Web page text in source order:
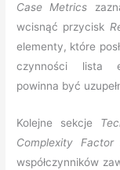
Case Metrics
wcisnąć przycisk
elementy, które
czynności lista
powinna być
Kolejne sekcje
Complexity Factor
współczynników